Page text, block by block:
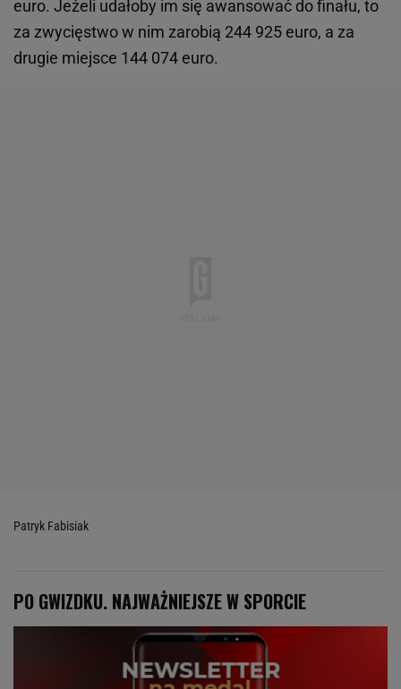
euro. Jeżeli udałoby im się awansować do finału, to
za zwycięstwo w nim zarobią 244 925 euro, a za
drugie miejsce 144 074 euro.
Patryk Fabisiak